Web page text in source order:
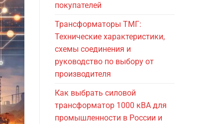
покупателей
Трансформаторы ТМГ:
Технические характеристики,
схемы соединения и
руководство по выбору от
производителя
Как выбрать силовой
трансформатор 1000 кВА для
промышленности в России и